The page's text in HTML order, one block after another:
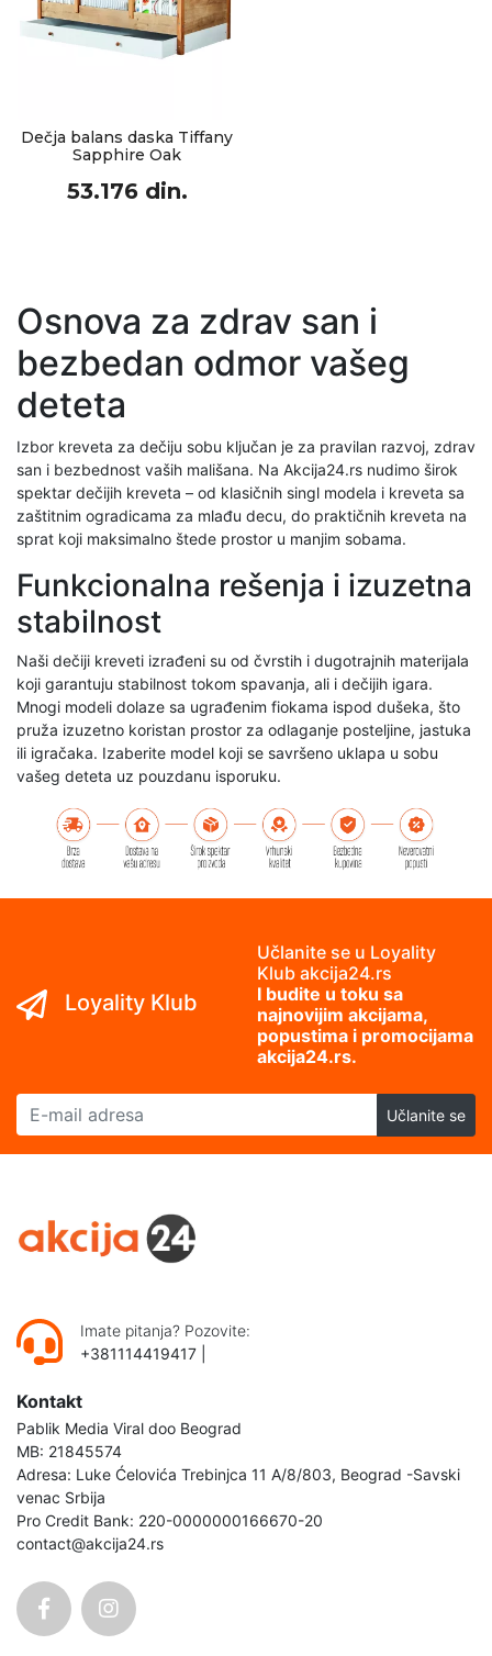
Dečja balans daska Tiffany
Sapphire Oak
53.176 din.
Osnova za zdrav san i
bezbedan odmor vašeg
deteta
Izbor kreveta za dečiju sobu ključan je za pravilan razvoj, zdrav
san i bezbednost vaših mališana. Na Akcija24.rs nudimo širok
spektar dečijih kreveta – od klasičnih singl modela i kreveta sa
zaštitnim ogradicama za mlađu decu, do praktičnih kreveta na
sprat koji maksimalno štede prostor u manjim sobama.
Funkcionalna rešenja i izuzetna
stabilnost
Naši dečiji kreveti izrađeni su od čvrstih i dugotrajnih materijala
koji garantuju stabilnost tokom spavanja, ali i dečijih igara.
Mnogi modeli dolaze sa ugrađenim fiokama ispod dušeka, što
pruža izuzetno koristan prostor za odlaganje posteljine, jastuka
ili igračaka. Izaberite model koji se savršeno uklapa u sobu
vašeg deteta uz pouzdanu isporuku.
Loyality Klub
Učlanite se u Loyality
Klub akcija24.rs
I budite u toku sa
najnovijim akcijama,
popustima i promocijama
akcija24.rs.
E-mail adresa
Učlanite se
Imate pitanja? Pozovite:
+381114419417
Kontakt
Pablik Media Viral doo Beograd
MB: 21845574
Adresa: Luke Ćelovića Trebinjca 11 A/8/803, Beograd -Savski
venac Srbija
Pro Credit Bank: 220-0000000166670-20
contact@akcija24.rs